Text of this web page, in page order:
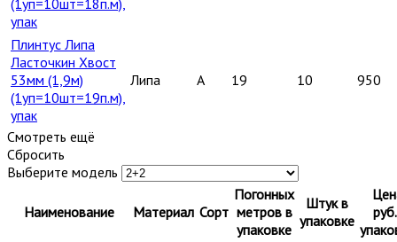
упак
Плинтус Липа
Ласточкин Хвост
53мм (1,9м)
(1уп=10шт=19п.м),
упак
Липа A 19 10 950
Смотреть ещё
Сбросить
Выберите модель
Наименование Материал Сорт
Погонных
метров в
упаковке
Штук в
упаковке